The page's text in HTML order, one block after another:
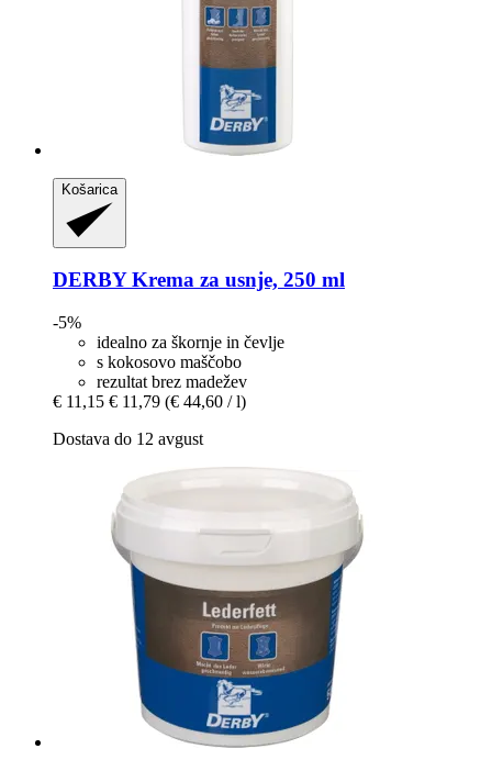
Košarica
DERBYKrema za usnje, 250 ml
-5%
idealno za škornje in čevlje
s kokosovo maščobo
rezultat brez madežev
€ 11,15 € 11,79 (€ 44,60 / l)
Dostava do 12 avgust